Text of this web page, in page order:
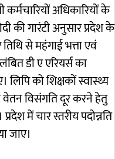
अधिकारियों के
की गारंटी अनुसार प्रदेश के
से महंगाई भत्ता एवं
डी ए एरियर्स का
को शिक्षकों स्वास्थ्य
वेतन विसंगति दूर करने हेतु
में चार स्तरीय पदोन्नति
जाए।